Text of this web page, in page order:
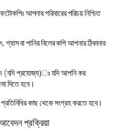
আপনার পরিবারের পরিচয় নিশ্চিত
গ্যাস বা পানির বিলের কপি আপনার ঠিকানার
(যদি প্রযোজ্য)ঃ যদি আপনি কর
দিতে হবে।
কাছ থেকে সংগ্রহ করতে হবে।
প্রক্রিয়া